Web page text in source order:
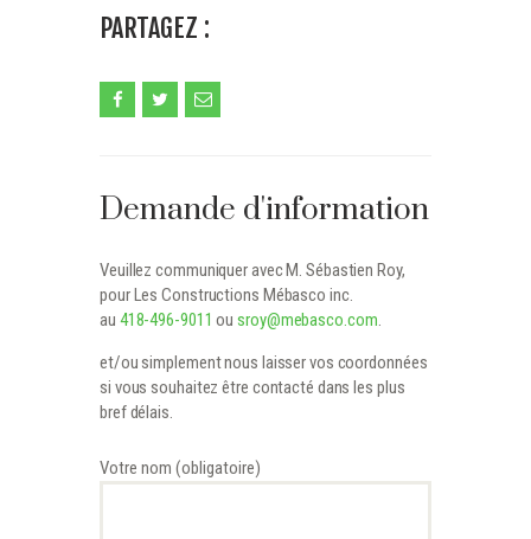
PARTAGEZ :
Demande d'information
Veuillez communiquer avec M. Sébastien Roy,
pour Les Constructions Mébasco inc.
au 418-496-9011 ousroy@mebasco.com.
et/ou simplement nous laisser vos coordonnées
si vous souhaitez être contacté dans les plus
bref délais.
Votre nom (obligatoire)